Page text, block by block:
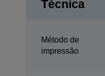
Técnica
Método de
impressão